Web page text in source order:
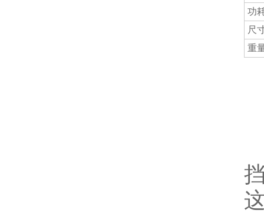
功
尺
重